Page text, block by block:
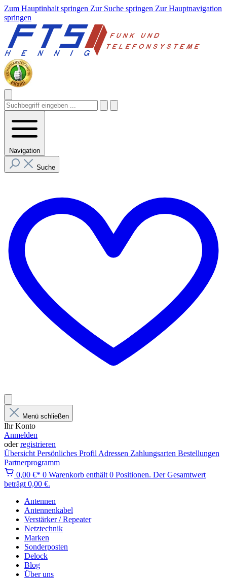
Zum Hauptinhalt springen Zur Suche springen Zur Hauptnavigation
springen
Navigation
Suche
Menü schließen
Ihr Konto
Anmelden
oderregistrieren
Übersicht Persönliches Profil Adressen Zahlungsarten Bestellungen
Partnerprogramm
0,00 €* 0 Warenkorb enthält 0 Positionen. Der Gesamtwert
beträgt 0,00 €.
Antennen
Antennenkabel
Verstärker / Repeater
Netztechnik
Marken
Sonderposten
Delock
Blog
Über uns